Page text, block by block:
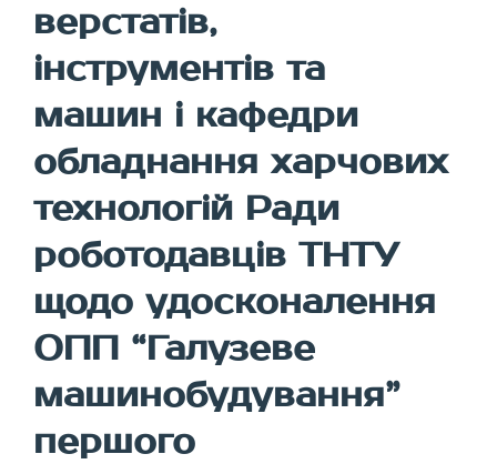
верстатів,
інструментів та
машин і кафедри
обладнання харчових
технологій Ради
роботодавців ТНТУ
щодо удосконалення
ОПП “Галузеве
машинобудування”
першого